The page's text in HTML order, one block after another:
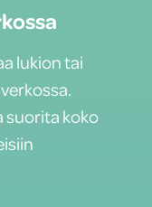
lukion tai
suorita koko